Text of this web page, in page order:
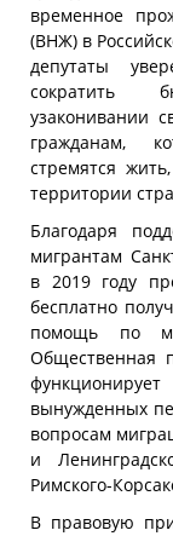
временное
(ВНЖ) в
депутаты
сократить
узаконивании
гражданам,
стремятся
территории
Благодаря
мигрантам
в 2019 году
бесплатно
помощь по
Общественная
вынужденных
вопросам
и
Римского-
В правовую